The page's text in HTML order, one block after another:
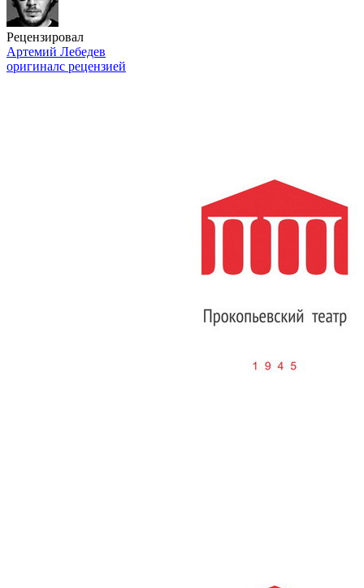
Рецензировал
Артемий Лебедев
оригиналс рецензией